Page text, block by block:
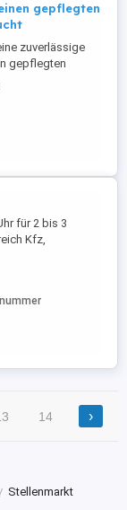
gepflegten
zuverlässige
gepflegten
von
einer
von 10 - 15 Std.:
für 2 bis 3
Kfz,
Winterdienst,
14 ›
Stellenmarkt